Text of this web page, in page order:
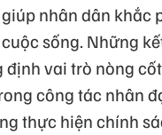
nhân dân khắc
sống. Những
định vai trò nòng
công tác nhân
thực hiện chính